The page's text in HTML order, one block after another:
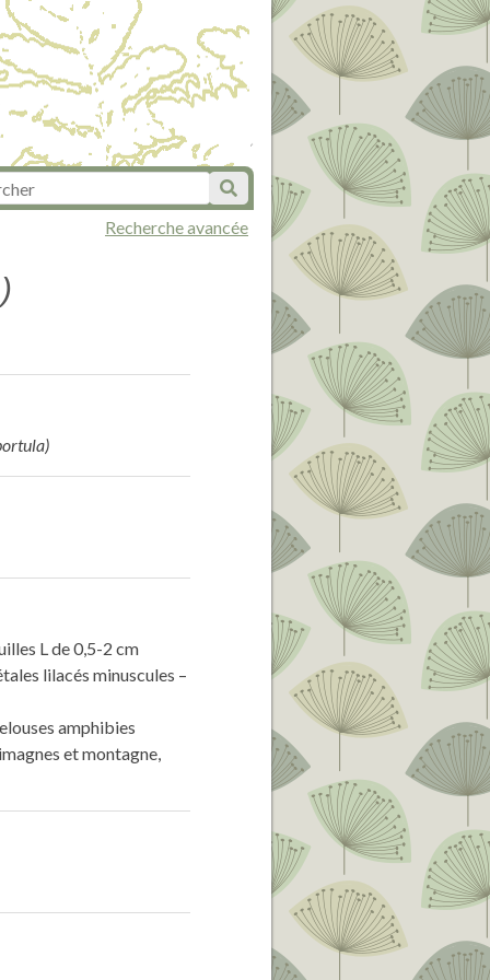
Recherche avancée
L de 0,5-2 cm
lilacés minuscules –
amphibies
et montagne,